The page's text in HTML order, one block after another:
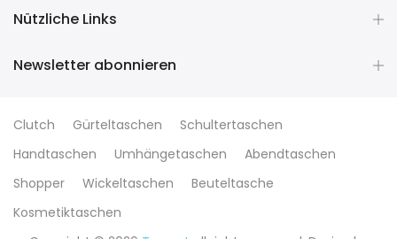
Nützliche Links
Newsletter abonnieren
Clutch Gürteltaschen
Schultertaschen
Handtaschen
Umhängetaschen
Abendtaschen
Shopper
Wickeltaschen
Beuteltasche
Kosmetiktaschen